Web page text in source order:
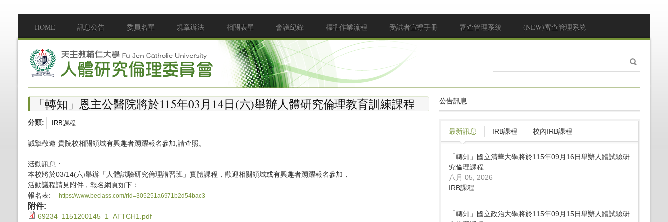
Main menu
HOME 訊息公告 委員名單 規章辦法 相關表單 會議紀錄 標準作業流程 受試者宣導手冊 審查管理系統 (NEW)審查管理系統
搜尋表單
搜
尋
「轉知」恩主公醫院將於115年03月14日(六)舉辦人體研究倫理教育訓練課程
分類: IRB課程
誠摯敬邀 貴院校相關領域有興趣者踴躍報名參加,請查照。
活動訊息：
本校將於03/14(六)舉辦「人體試驗研究倫理講習班」實體課程，歡迎相關領域或有興趣者踴躍報名參加，
活動議程請見附件，報名網頁如下：
報名表: https://www.beclass.com/rid=305251a6971b2d54bac3
附件:
69234_1151200145_1_ATTCH1.pdf
公告訊息
最新訊息 IRB課程 校內IRB課程
「轉知」國立清華大學將於115年09月16日舉辦人體試驗研
究倫理課程
八月 05, 2026
IRB課程
「轉知」國立政治大學將於115年09月15日舉辦人體試驗研